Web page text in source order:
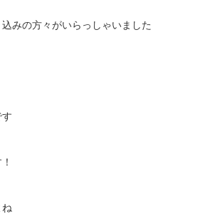
みの方々がいらっしゃいました